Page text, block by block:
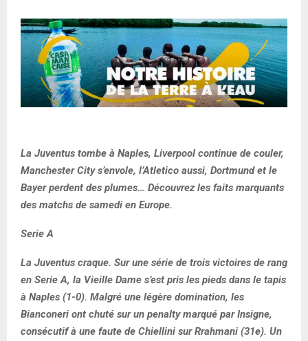
La Juventus tombe à Naples, Liverpool continue de couler,
Manchester City s’envole, l’Atletico aussi, Dortmund et le
Bayer perdent des plumes… Découvrez les faits marquants
des matchs de samedi en Europe.
Serie A
La Juventus craque. Sur une série de trois victoires de rang
en Serie A, la Vieille Dame s’est pris les pieds dans le tapis
à Naples (1-0). Malgré une légère domination, les
Bianconeri ont chuté sur un penalty marqué par Insigne,
consécutif à une faute de Chiellini sur Rrahmani (31e). Un